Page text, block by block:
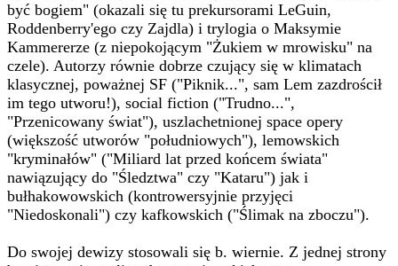
być bogiem" (okazali się tu prekursorami LeGuin,
Roddenberry'ego czy Zajdla) i trylogia o Maksymie
Kammererze (z niepokojącym "Żukiem w mrowisku" na
czele). Autorzy równie dobrze czujący się w klimatach
klasycznej, poważnej SF ("Piknik...", sam Lem zazdrościł
im tego utworu!), social fiction ("Trudno...",
"Przenicowany świat"), uszlachetnionej space opery
(większość utworów "południowych"), lemowskich
"kryminałów" ("Miliard lat przed końcem świata"
nawiązujący do "Śledztwa" czy "Kataru") jak i
bułhakowowskich (kontrowersyjnie przyjęci
"Niedoskonali") czy kafkowskich ("Ślimak na zboczu").
Do swojej dewizy stosowali się b. wiernie. Z jednej strony